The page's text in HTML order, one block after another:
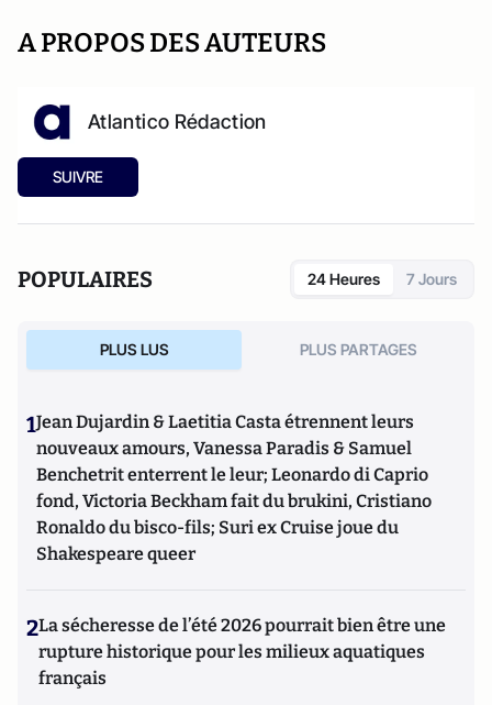
A PROPOS DES AUTEURS
Atlantico Rédaction
SUIVRE
POPULAIRES 24 Heures 7 Jours
PLUS LUS PLUS PARTAGES
1Jean Dujardin & Laetitia Casta étrennent leurs
nouveaux amours, Vanessa Paradis & Samuel
Benchetrit enterrent le leur; Leonardo di Caprio
fond, Victoria Beckham fait du brukini, Cristiano
Ronaldo du bisco-fils; Suri ex Cruise joue du
Shakespeare queer
2La sécheresse de l’été 2026 pourrait bien être une
rupture historique pour les milieux aquatiques
français